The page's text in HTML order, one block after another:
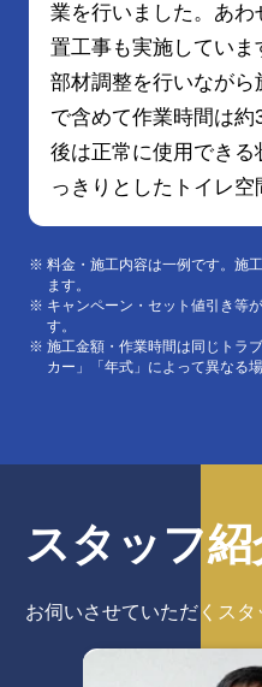
業を行いました。あ
置工事も実施してい
部材調整を行いながら
で含めて作業時間は
後は正常に使用でき
っきりとしたトイレ空
料金・施工内容は一例です。施
ます。
キャンペーン・セット値引き等
す。
施工金額・作業時間は同じトラ
カー」「年式」によって異なる
スタッフ紹
お伺いさせていただくスタ